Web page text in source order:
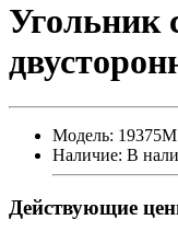
Угольник
Модель: 19375М
Наличие: В
Действующие